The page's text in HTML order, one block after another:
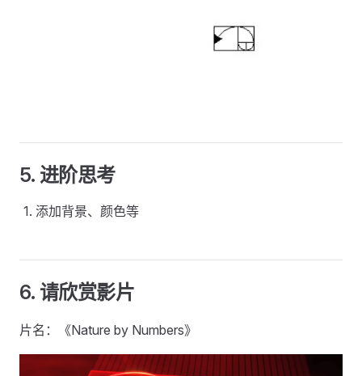
5. 进阶思考
添加背景、颜色等
6. 请欣赏影片
片名：《Nature by Numbers》